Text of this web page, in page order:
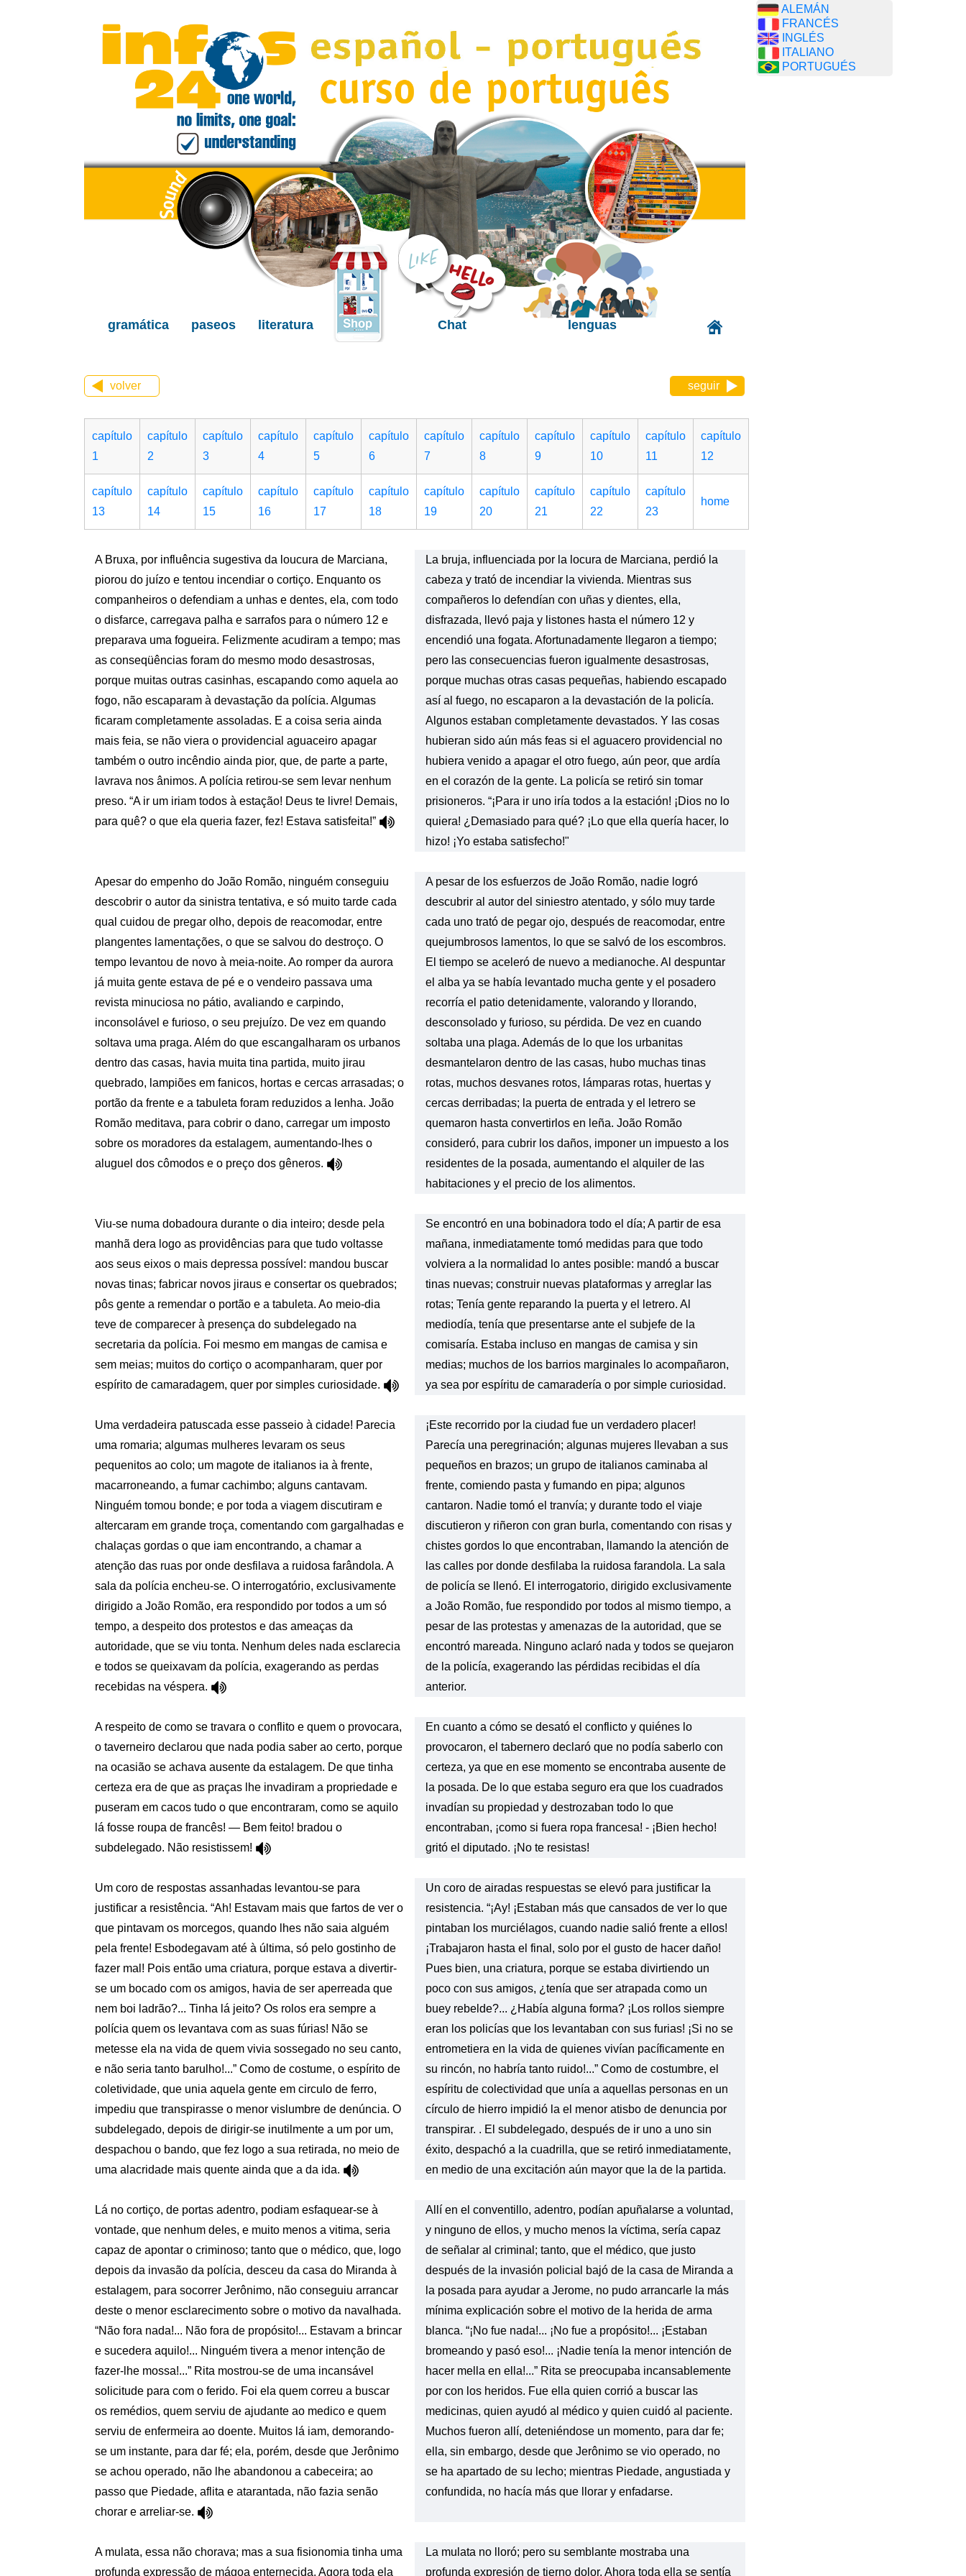
gramática paseos literatura Chat lenguas
volver seguir
capítulo
1
capítulo
2
capítulo
3
capítulo
4
capítulo
5
capítulo
6
capítulo
7
capítulo
8
capítulo
9
capítulo
10
capítulo
11
capítulo
12
capítulo
13
capítulo
14
capítulo
15
capítulo
16
capítulo
17
capítulo
18
capítulo
19
capítulo
20
capítulo
21
capítulo
22
capítulo
23
home
A Bruxa, por influência sugestiva da loucura de Marciana,
piorou do juízo e tentou incendiar o cortiço. Enquanto os
companheiros o defendiam a unhas e dentes, ela, com todo
o disfarce, carregava palha e sarrafos para o número 12 e
preparava uma fogueira. Felizmente acudiram a tempo; mas
as conseqüências foram do mesmo modo desastrosas,
porque muitas outras casinhas, escapando como aquela ao
fogo, não escaparam à devastação da polícia. Algumas
ficaram completamente assoladas. E a coisa seria ainda
mais feia, se não viera o providencial aguaceiro apagar
também o outro incêndio ainda pior, que, de parte a parte,
lavrava nos ânimos. A polícia retirou-se sem levar nenhum
preso. “A ir um iriam todos à estação! Deus te livre! Demais,
para quê? o que ela queria fazer, fez! Estava satisfeita!”
La bruja, influenciada por la locura de Marciana, perdió la
cabeza y trató de incendiar la vivienda. Mientras sus
compañeros lo defendían con uñas y dientes, ella,
disfrazada, llevó paja y listones hasta el número 12 y
encendió una fogata. Afortunadamente llegaron a tiempo;
pero las consecuencias fueron igualmente desastrosas,
porque muchas otras casas pequeñas, habiendo escapado
así al fuego, no escaparon a la devastación de la policía.
Algunos estaban completamente devastados. Y las cosas
hubieran sido aún más feas si el aguacero providencial no
hubiera venido a apagar el otro fuego, aún peor, que ardía
en el corazón de la gente. La policía se retiró sin tomar
prisioneros. “¡Para ir uno iría todos a la estación! ¡Dios no lo
quiera! ¿Demasiado para qué? ¡Lo que ella quería hacer, lo
hizo! ¡Yo estaba satisfecho!"
Apesar do empenho do João Romão, ninguém conseguiu
descobrir o autor da sinistra tentativa, e só muito tarde cada
qual cuidou de pregar olho, depois de reacomodar, entre
plangentes lamentações, o que se salvou do destroço. O
tempo levantou de novo à meia-noite. Ao romper da aurora
já muita gente estava de pé e o vendeiro passava uma
revista minuciosa no pátio, avaliando e carpindo,
inconsolável e furioso, o seu prejuízo. De vez em quando
soltava uma praga. Além do que escangalharam os urbanos
dentro das casas, havia muita tina partida, muito jirau
quebrado, lampiões em fanicos, hortas e cercas arrasadas; o
portão da frente e a tabuleta foram reduzidos a lenha. João
Romão meditava, para cobrir o dano, carregar um imposto
sobre os moradores da estalagem, aumentando-lhes o
aluguel dos cômodos e o preço dos gêneros.
A pesar de los esfuerzos de João Romão, nadie logró
descubrir al autor del siniestro atentado, y sólo muy tarde
cada uno trató de pegar ojo, después de reacomodar, entre
quejumbrosos lamentos, lo que se salvó de los escombros.
El tiempo se aceleró de nuevo a medianoche. Al despuntar
el alba ya se había levantado mucha gente y el posadero
recorría el patio detenidamente, valorando y llorando,
desconsolado y furioso, su pérdida. De vez en cuando
soltaba una plaga. Además de lo que los urbanitas
desmantelaron dentro de las casas, hubo muchas tinas
rotas, muchos desvanes rotos, lámparas rotas, huertas y
cercas derribadas; la puerta de entrada y el letrero se
quemaron hasta convertirlos en leña. João Romão
consideró, para cubrir los daños, imponer un impuesto a los
residentes de la posada, aumentando el alquiler de las
habitaciones y el precio de los alimentos.
Viu-se numa dobadoura durante o dia inteiro; desde pela
manhã dera logo as providências para que tudo voltasse
aos seus eixos o mais depressa possível: mandou buscar
novas tinas; fabricar novos jiraus e consertar os quebrados;
pôs gente a remendar o portão e a tabuleta. Ao meio-dia
teve de comparecer à presença do subdelegado na
secretaria da polícia. Foi mesmo em mangas de camisa e
sem meias; muitos do cortiço o acompanharam, quer por
espírito de camaradagem, quer por simples curiosidade.
Se encontró en una bobinadora todo el día; A partir de esa
mañana, inmediatamente tomó medidas para que todo
volviera a la normalidad lo antes posible: mandó a buscar
tinas nuevas; construir nuevas plataformas y arreglar las
rotas; Tenía gente reparando la puerta y el letrero. Al
mediodía, tenía que presentarse ante el subjefe de la
comisaría. Estaba incluso en mangas de camisa y sin
medias; muchos de los barrios marginales lo acompañaron,
ya sea por espíritu de camaradería o por simple curiosidad.
Uma verdadeira patuscada esse passeio à cidade! Parecia
uma romaria; algumas mulheres levaram os seus
pequenitos ao colo; um magote de italianos ia à frente,
macarroneando, a fumar cachimbo; alguns cantavam.
Ninguém tomou bonde; e por toda a viagem discutiram e
altercaram em grande troça, comentando com gargalhadas e
chalaças gordas o que iam encontrando, a chamar a
atenção das ruas por onde desfilava a ruidosa farândola. A
sala da polícia encheu-se. O interrogatório, exclusivamente
dirigido a João Romão, era respondido por todos a um só
tempo, a despeito dos protestos e das ameaças da
autoridade, que se viu tonta. Nenhum deles nada esclarecia
e todos se queixavam da polícia, exagerando as perdas
recebidas na véspera.
¡Este recorrido por la ciudad fue un verdadero placer!
Parecía una peregrinación; algunas mujeres llevaban a sus
pequeños en brazos; un grupo de italianos caminaba al
frente, comiendo pasta y fumando en pipa; algunos
cantaron. Nadie tomó el tranvía; y durante todo el viaje
discutieron y riñeron con gran burla, comentando con risas y
chistes gordos lo que encontraban, llamando la atención de
las calles por donde desfilaba la ruidosa farandola. La sala
de policía se llenó. El interrogatorio, dirigido exclusivamente
a João Romão, fue respondido por todos al mismo tiempo, a
pesar de las protestas y amenazas de la autoridad, que se
encontró mareada. Ninguno aclaró nada y todos se quejaron
de la policía, exagerando las pérdidas recibidas el día
anterior.
A respeito de como se travara o conflito e quem o provocara,
o taverneiro declarou que nada podia saber ao certo, porque
na ocasião se achava ausente da estalagem. De que tinha
certeza era de que as praças lhe invadiram a propriedade e
puseram em cacos tudo o que encontraram, como se aquilo
lá fosse roupa de francês! — Bem feito! bradou o
subdelegado. Não resistissem!
En cuanto a cómo se desató el conflicto y quiénes lo
provocaron, el tabernero declaró que no podía saberlo con
certeza, ya que en ese momento se encontraba ausente de
la posada. De lo que estaba seguro era que los cuadrados
invadían su propiedad y destrozaban todo lo que
encontraban, ¡como si fuera ropa francesa! - ¡Bien hecho!
gritó el diputado. ¡No te resistas!
Um coro de respostas assanhadas levantou-se para
justificar a resistência. “Ah! Estavam mais que fartos de ver o
que pintavam os morcegos, quando lhes não saia alguém
pela frente! Esbodegavam até à última, só pelo gostinho de
fazer mal! Pois então uma criatura, porque estava a divertir-
se um bocado com os amigos, havia de ser aperreada que
nem boi ladrão?... Tinha lá jeito? Os rolos era sempre a
polícia quem os levantava com as suas fúrias! Não se
metesse ela na vida de quem vivia sossegado no seu canto,
e não seria tanto barulho!...” Como de costume, o espírito de
coletividade, que unia aquela gente em circulo de ferro,
impediu que transpirasse o menor vislumbre de denúncia. O
subdelegado, depois de dirigir-se inutilmente a um por um,
despachou o bando, que fez logo a sua retirada, no meio de
uma alacridade mais quente ainda que a da ida.
Un coro de airadas respuestas se elevó para justificar la
resistencia. “¡Ay! ¡Estaban más que cansados ​​de ver lo que
pintaban los murciélagos, cuando nadie salió frente a ellos!
¡Trabajaron hasta el final, solo por el gusto de hacer daño!
Pues bien, una criatura, porque se estaba divirtiendo un
poco con sus amigos, ¿tenía que ser atrapada como un
buey rebelde?... ¿Había alguna forma? ¡Los rollos siempre
eran los policías que los levantaban con sus furias! ¡Si no se
entrometiera en la vida de quienes vivían pacíficamente en
su rincón, no habría tanto ruido!...” Como de costumbre, el
espíritu de colectividad que unía a aquellas personas en un
círculo de hierro impidió la el menor atisbo de denuncia por
transpirar. . El subdelegado, después de ir uno a uno sin
éxito, despachó a la cuadrilla, que se retiró inmediatamente,
en medio de una excitación aún mayor que la de la partida.
Lá no cortiço, de portas adentro, podiam esfaquear-se à
vontade, que nenhum deles, e muito menos a vitima, seria
capaz de apontar o criminoso; tanto que o médico, que, logo
depois da invasão da polícia, desceu da casa do Miranda à
estalagem, para socorrer Jerônimo, não conseguiu arrancar
deste o menor esclarecimento sobre o motivo da navalhada.
“Não fora nada!... Não fora de propósito!... Estavam a brincar
e sucedera aquilo!... Ninguém tivera a menor intenção de
fazer-lhe mossa!...” Rita mostrou-se de uma incansável
solicitude para com o ferido. Foi ela quem correu a buscar
os remédios, quem serviu de ajudante ao medico e quem
serviu de enfermeira ao doente. Muitos lá iam, demorando-
se um instante, para dar fé; ela, porém, desde que Jerônimo
se achou operado, não lhe abandonou a cabeceira; ao
passo que Piedade, aflita e atarantada, não fazia senão
chorar e arreliar-se.
Allí en el conventillo, adentro, podían apuñalarse a voluntad,
y ninguno de ellos, y mucho menos la víctima, sería capaz
de señalar al criminal; tanto, que el médico, que justo
después de la invasión policial bajó de la casa de Miranda a
la posada para ayudar a Jerome, no pudo arrancarle la más
mínima explicación sobre el motivo de la herida de arma
blanca. “¡No fue nada!... ¡No fue a propósito!... ¡Estaban
bromeando y pasó eso!... ¡Nadie tenía la menor intención de
hacer mella en ella!...” Rita se preocupaba incansablemente
por con los heridos. Fue ella quien corrió a buscar las
medicinas, quien ayudó al médico y quien cuidó al paciente.
Muchos fueron allí, deteniéndose un momento, para dar fe;
ella, sin embargo, desde que Jerônimo se vio operado, no
se ha apartado de su lecho; mientras Piedade, angustiada y
confundida, no hacía más que llorar y enfadarse.
A mulata, essa não chorava; mas a sua fisionomia tinha uma
profunda expressão de mágoa enternecida. Agora toda ela
La mulata no lloró; pero su semblante mostraba una
profunda expresión de tierno dolor. Ahora toda ella se sentía
ALEMÁN
FRANCÉS
INGLÉS
ITALIANO
PORTUGUÉS